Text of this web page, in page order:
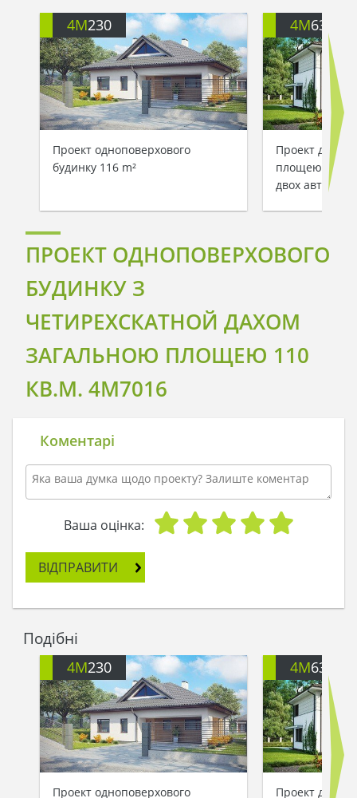
4M230
Проект одноповерхового
будинку 116 m²
4M632
Проект
площею 197
двох авто
ПРОЕКТ ОДНОПОВЕРХОВОГО
БУДИНКУ З
ЧЕТИРЕХСКАТНОЙ ДАХОМ
ЗАГАЛЬНОЮ ПЛОЩЕЮ 110
КВ.М. 4M7016
Коментарі
Ваша оцінка:
ВІДПРАВИТИ
Подібні
4M230
Проект одноповерхового
4M632
Проект